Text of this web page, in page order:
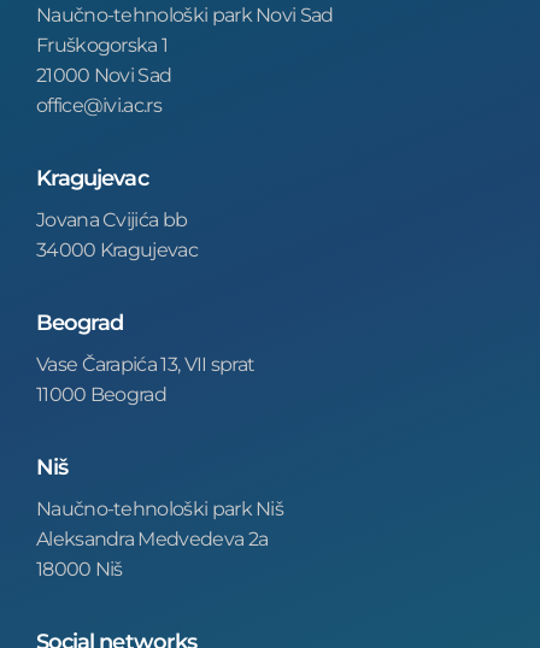
Naučno-tehnološki park Novi Sad
Fruškogorska 1
21000 Novi Sad
office@ivi.ac.rs
Kragujevac
Jovana Cvijića bb
34000 Kragujevac
Beograd
Vase Čarapića 13, VII sprat
11000 Beograd
Niš
Naučno-tehnološki park Niš
Aleksandra Medvedeva 2a
18000 Niš
Social networks